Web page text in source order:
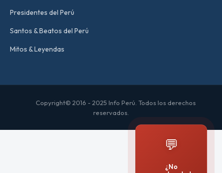
Presidentes del Perú
Santos & Beatos del Perú
Mitos & Leyendas
Copyright© 2016 - 2025 Info Perú. Todos los derechos
reservados.
💬
¿No